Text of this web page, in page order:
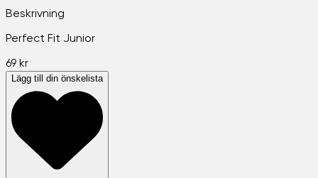
Beskrivning
Perfect Fit Junior
69 kr
Lägg till din önskelista